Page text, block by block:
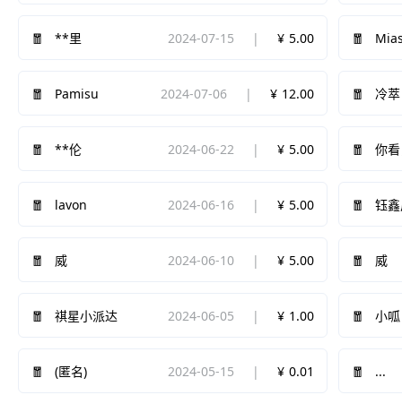
**里 2024-07-15 5.00
Pamisu 2024-07-06 12.00 冷萃
**伦 2024-06-22 5.00 你
lavon 2024-06-16 5.00 钰
威 2024-06-10 5.00 威
祺星小派达 2024-06-05 1.00 小呱
(匿名) 2024-05-15 0.01 ...